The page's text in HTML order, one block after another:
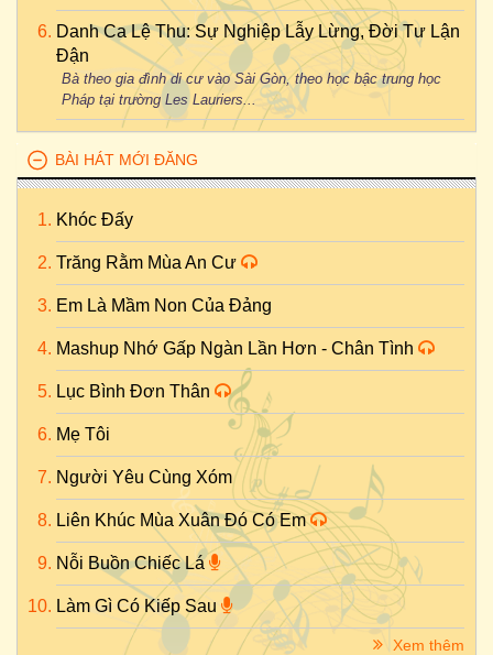
Danh Ca Lệ Thu: Sự Nghiệp Lẫy Lừng, Đời Tư Lận
Đận
Bà theo gia đình di cư vào Sài Gòn, theo học bậc trung học
Pháp tại trường Les Lauriers...
BÀI HÁT MỚI ĐĂNG
Khóc Đấy
Trăng Rằm Mùa An Cư
Em Là Mầm Non Của Đảng
Mashup Nhớ Gấp Ngàn Lần Hơn - Chân Tình
Lục Bình Đơn Thân
Mẹ Tôi
Người Yêu Cùng Xóm
Liên Khúc Mùa Xuân Đó Có Em
Nỗi Buồn Chiếc Lá
Làm Gì Có Kiếp Sau
Xem thêm